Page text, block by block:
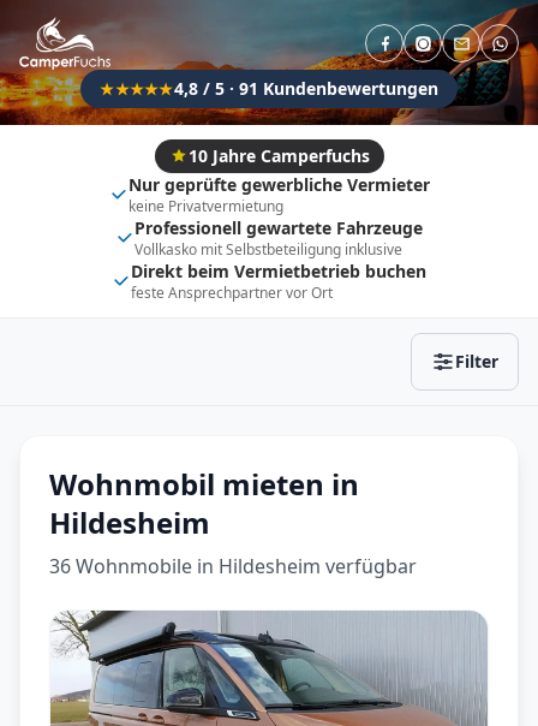
★★★★★4,8 / 5 · 91 Kundenbewertungen
10 Jahre Camperfuchs
Nur geprüfte gewerbliche Vermieter
keine Privatvermietung
Professionell gewartete Fahrzeuge
Vollkasko mit Selbstbeteiligung inklusive
Direkt beim Vermietbetrieb buchen
feste Ansprechpartner vor Ort
Filter
Flexibel (±3 Tage) Anhängerkupplung
Fahrzeugtyp
Vollintegriert Kastenwagen
Alkoven Teil-Integriert
Wohnwagen
Wohnmobil mieten in
Hildesheim
36 Wohnmobile in Hildesheim verfügbar